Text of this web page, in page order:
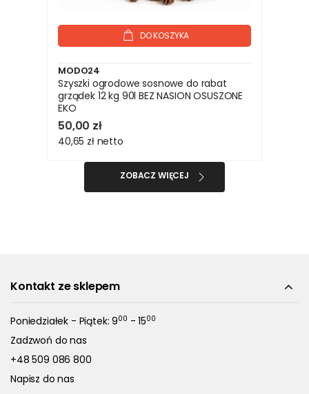
DO KOSZYKA
MODO24
Szyszki ogrodowe sosnowe do rabat
grządek 12 kg 90l BEZ NASION OSUSZONE
EKO
50,00 zł
40,65 zł netto
ZOBACZ WIĘCEJ
Kontakt ze sklepem
Poniedziałek - Piątek: 900 - 1500
Zadzwoń do nas
+48 509 086 800
Napisz do nas